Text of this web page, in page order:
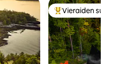
Vieraiden
Vieraiden